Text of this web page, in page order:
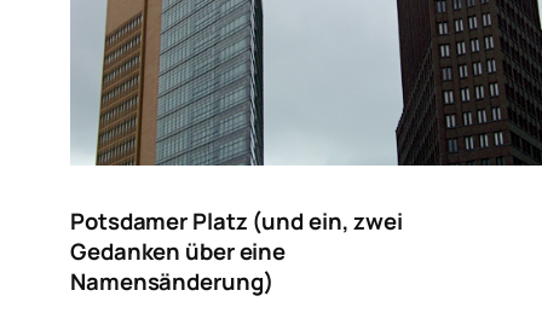
Potsdamer Platz (und ein, zwei
Gedanken über eine
Namensänderung)